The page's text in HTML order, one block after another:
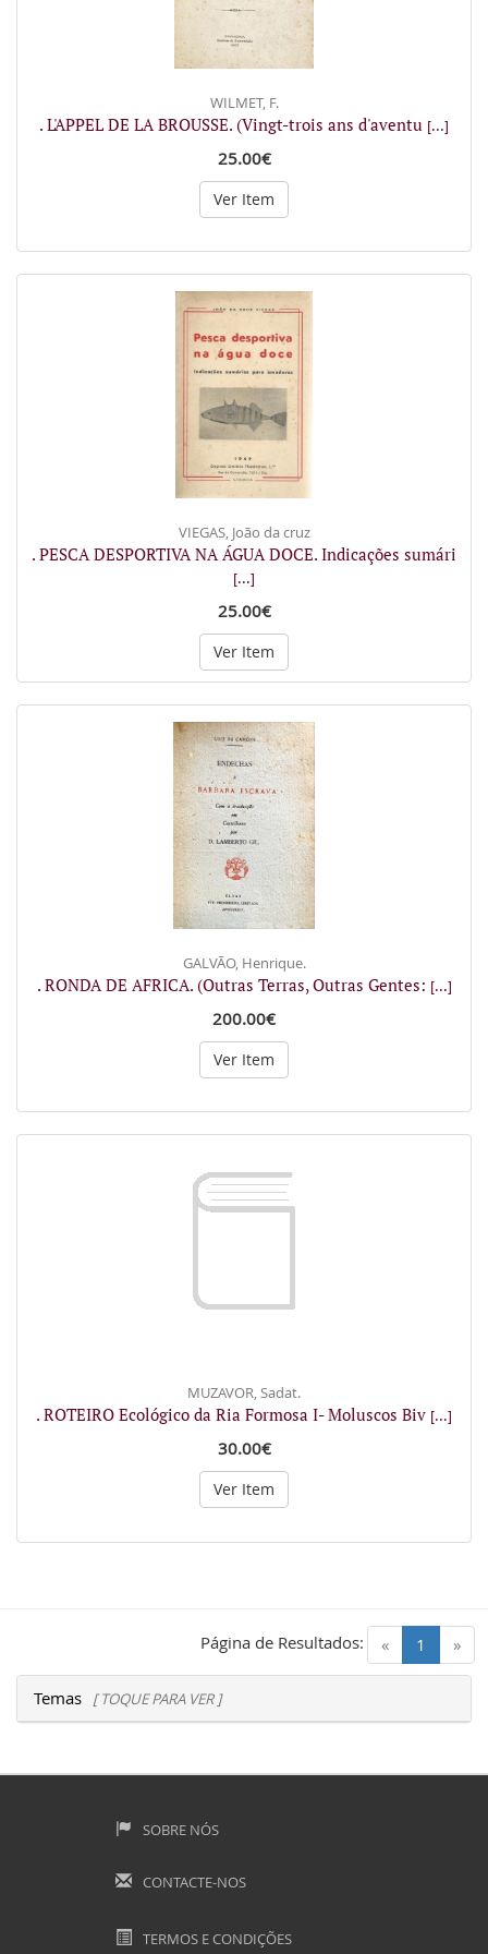
WILMET, F.
. L'APPEL DE LA BROUSSE. (Vingt-trois ans d'aventu [...]
25.00€
Ver Item
VIEGAS, João da cruz
. PESCA DESPORTIVA NA ÁGUA DOCE. Indicações sumári
[...]
25.00€
Ver Item
GALVÃO, Henrique.
. RONDA DE AFRICA. (Outras Terras, Outras Gentes: [...]
200.00€
Ver Item
MUZAVOR, Sadat.
. ROTEIRO Ecológico da Ria Formosa I- Moluscos Biv [...]
30.00€
Ver Item
« 1 (current)
»
Página de Resultados:
Temas [ TOQUE PARA VER ]
SOBRE NÓS
CONTACTE-NOS
TERMOS E CONDIÇÕES